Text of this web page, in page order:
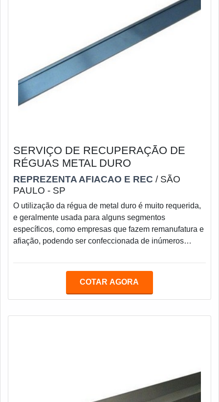
SERVIÇO DE RECUPERAÇÃO DE
RÉGUAS METAL DURO
REPREZENTA AFIACAO E REC / SÃO
PAULO - SP
O utilização da régua de metal duro é muito requerida,
e geralmente usada para alguns segmentos
específicos, como empresas que fazem remanufatura e
afiação, podendo ser confeccionada de inúmeros
provocando desgastes em sua superfície, impactando
evita gastos e desperdício de recursos. O cliente
COTAR AGORA